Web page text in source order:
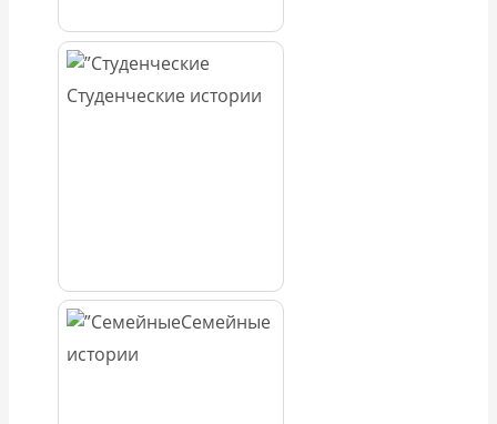
Студенческие истории
Семейные
истории